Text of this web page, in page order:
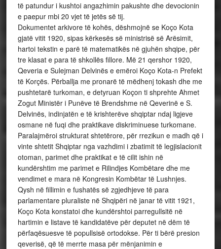
të patundur i kushtoi angazhimin pakushte dhe devocionin
e paepur mbi 20 vjet të jetës së tij.
Dokumentet arkivore të kohës, dëshmojnë se Koço Kota
gjatë vitit 1920, sipas kërkesës së ministrisë së Arësimit,
hartoi tekstin e parë të matematikës në gjuhën shqipe, për
tre klasat e para të shkollës fillore. Më 21 qershor 1920,
Qeveria e Sulejman Delvinës e emëroi Koço Kota-n Prefekt
të Korçës. Përballja me pronarë të mëdhenj tokash dhe me
pushtetarë turkoman, e detyruan Koçon ti shprehte Ahmet
Zogut Ministër i Punëve të Brendshme në Qeverinë e S.
Delvinës, indinjatën e të krishterëve shqiptar ndaj ligjeve
osmane në fuqi dhe praktikave diskriminuese turkomane.
Paralajmëroi strukturat shtetërore, për rrezikun e madh që i
vinte shtetit Shqiptar nga vazhdimi i zbatimit të legjislacionit
otoman, parimet dhe praktikat e të cilit ishin në
kundërshtim me parimet e Rilindjes Kombëtare dhe me
vendimet e mara në Kongresin Kombëtar të Lushnjes.
Qysh në fillimin e fushatës së zgjedhjeve të para
parlamentare pluraliste në Shqipëri në janar të vitit 1921,
Koço Kota konstatoi dhe kundërshtoi parregullsitë në
hartimin e listave të kandidatëve për deputet në dëm të
përfaqësuesve të popullsisë ortodokse. Për ti bërë presion
qeverisë, që të merrte masa për mënjanimin e